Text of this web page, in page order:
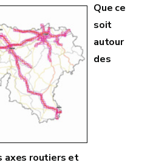
Que ce
soit
autour
des
axes routiers et